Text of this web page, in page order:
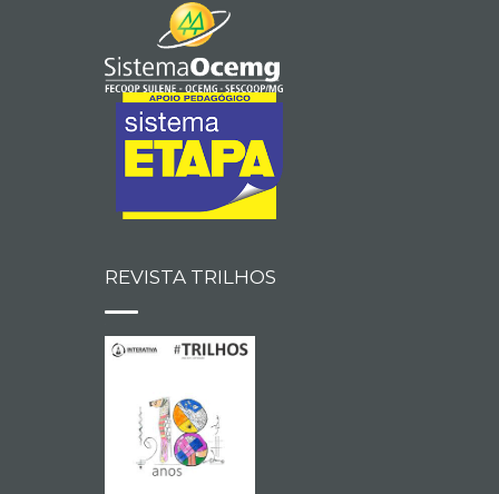
REVISTA TRILHOS